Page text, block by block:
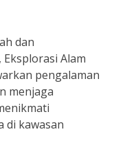
dan
Alam
pengalaman
menjaga
di kawasan